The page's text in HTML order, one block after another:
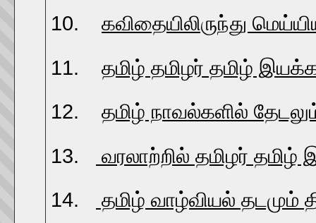
10. கவிதையிலிருந்து
11. தமிழ் தமிழர் தமிழ்
12. தமிழ் நாவல்களில்
13.
வரலாற்றில் தமிழர் தமிழ்
14.
தமிழ் வாழ்வியல் தடமும்